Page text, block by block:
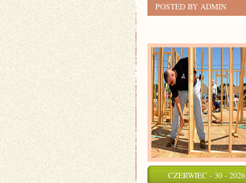
POSTED BY ADMIN
CZERWIEC - 30 - 2026